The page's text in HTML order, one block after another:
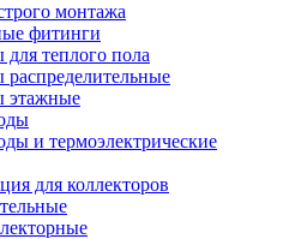
монтажа
фитинги
для теплого пола
распределительные
этажные
и термоэлектрические
для коллекторов